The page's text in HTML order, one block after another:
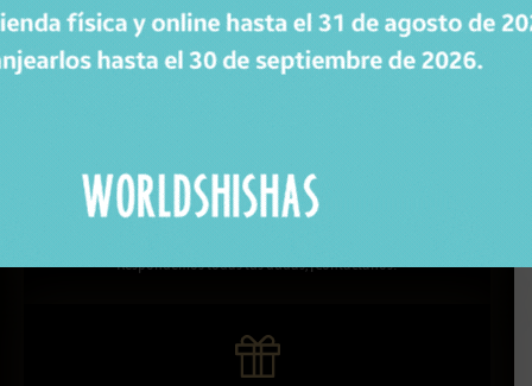
ATENCIÓN
Respondemos todas tus dudas, ¡Contáctanos!